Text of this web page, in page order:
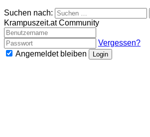
Suchen nach:
Krampuszeit.at Community
Vergessen?
Angemeldet bleiben
Login